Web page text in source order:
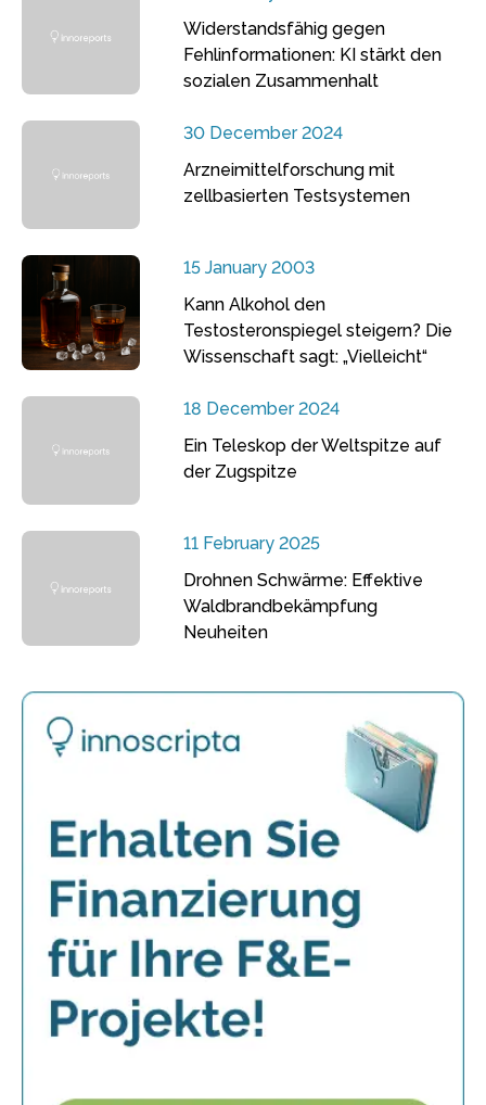
Widerstandsfähig gegen
Fehlinformationen: KI stärkt den
sozialen Zusammenhalt
30 December 2024
Arzneimittelforschung mit
zellbasierten Testsystemen
15 January 2003
Kann Alkohol den
Testosteronspiegel steigern? Die
Wissenschaft sagt: „Vielleicht“
18 December 2024
Ein Teleskop der Weltspitze auf
der Zugspitze
11 February 2025
Drohnen Schwärme: Effektive
Waldbrandbekämpfung
Neuheiten